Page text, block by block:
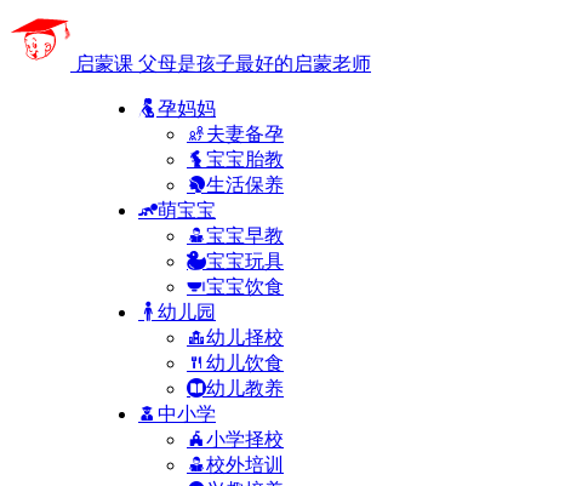
启蒙课 父母是孩子最好的启蒙老师
孕妈妈
夫妻备孕
宝宝胎教
生活保养
萌宝宝
宝宝早教
宝宝玩具
宝宝饮食
幼儿园
幼儿择校
幼儿饮食
幼儿教养
中小学
小学择校
校外培训